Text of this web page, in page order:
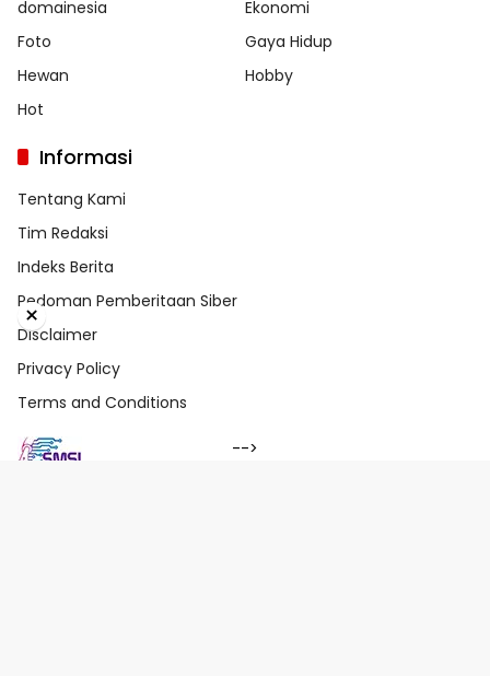
domainesia
Ekonomi
Foto
Gaya Hidup
Hewan
Hobby
Hot
Informasi
Tentang Kami
Tim Redaksi
Indeks Berita
Pedoman Pemberitaan Siber
Disclaimer
Privacy Policy
Terms and Conditions
×
-->